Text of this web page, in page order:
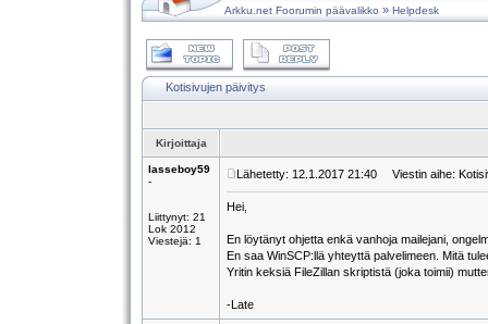
Arkku.net Foorumin päävalikko » Helpdesk
Kotisivujen päivitys
Kirjoittaja
lasseboy59
-
Liittynyt: 21
Lok 2012
Viestejä: 1
Lähetetty: 12.1.2017 21:40 Viestin aihe:
Hei,
En löytänyt ohjetta enkä vanhoja mailejani,
En saa WinSCP:llä yhteyttä palvelimeen. Mitä
Yritin keksiä FileZillan skriptistä (joka toimii)
-Late